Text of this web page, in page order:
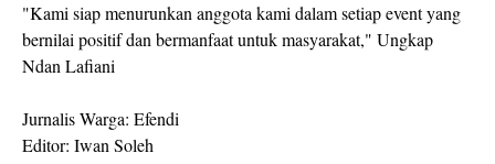
"Kami siap menurunkan anggota kami dalam setiap event yang
bernilai positif dan bermanfaat untuk masyarakat," Ungkap
Ndan Lafiani
Jurnalis Warga: Efendi
Editor: Iwan Soleh